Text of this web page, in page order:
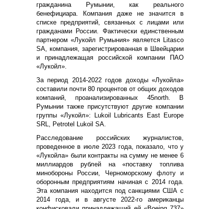
гражданина Румынии, как реального
бенефициара. Компания даже не значится в
списке предприятий, связанных с лицами или
гражданами России. Фактически единственным
партнером «Лукойл Румыния» является Litasco
SA, компания, зарегистрированная в Швейцарии
и принадлежащая российской компании ПАО
«Лукойл».
За период 2014-2022 годов доходы «Лукойла»
составили почти 80 процентов от общих доходов
компаний, проанализированных 45north. В
Румынии также присутствуют другие компании
группы «Лукойл»: Lukoil Lubricants East Europe
SRL, Petrotel Lukoil SA.
Расследование российских журналистов,
проведенное в июле 2023 года, показало, что у
«Лукойла» были контракты на сумму не менее 6
миллиардов рублей на «поставку топлива
минобороны России, Черноморскому флоту и
оборонным предприятиям начиная с 2014 года.
Эта компания находится под санкциями США с
2014 года, и в августе 2022-го американцы